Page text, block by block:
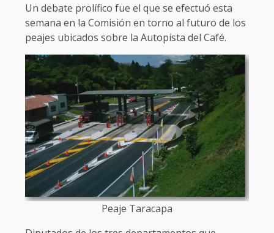
Un debate prolífico fue el que se efectuó esta
semana en la Comisión en torno al futuro de los
peajes ubicados sobre la Autopista del Café.
Peaje Taracapa